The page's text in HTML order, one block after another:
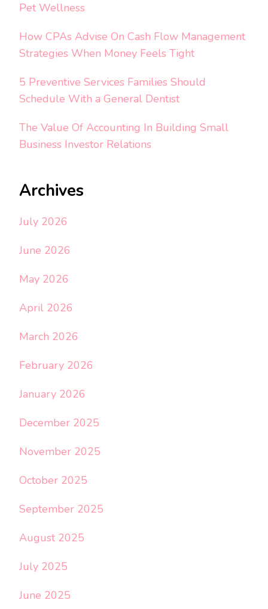
Pet Wellness
How CPAs Advise On Cash Flow Management
Strategies When Money Feels Tight
5 Preventive Services Families Should
Schedule With a General Dentist
The Value Of Accounting In Building Small
Business Investor Relations
Archives
July 2026
June 2026
May 2026
April 2026
March 2026
February 2026
January 2026
December 2025
November 2025
October 2025
September 2025
August 2025
July 2025
June 2025